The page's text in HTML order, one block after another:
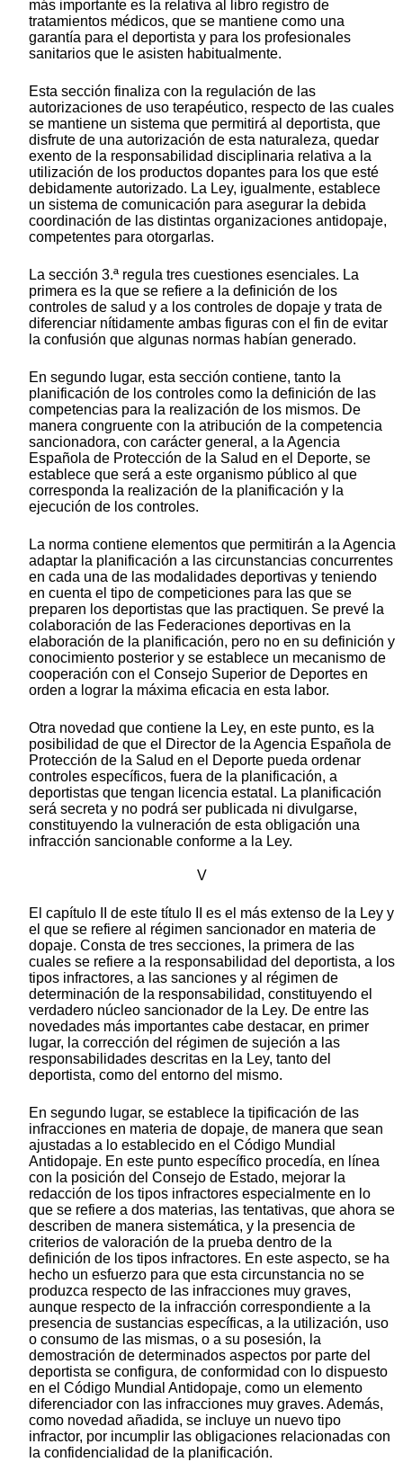
más importante es la relativa al libro registro de
tratamientos médicos, que se mantiene como una
garantía para el deportista y para los profesionales
sanitarios que le asisten habitualmente.
Esta sección finaliza con la regulación de las
autorizaciones de uso terapéutico, respecto de las cuales
se mantiene un sistema que permitirá al deportista, que
disfrute de una autorización de esta naturaleza, quedar
exento de la responsabilidad disciplinaria relativa a la
utilización de los productos dopantes para los que esté
debidamente autorizado. La Ley, igualmente, establece
un sistema de comunicación para asegurar la debida
coordinación de las distintas organizaciones antidopaje,
competentes para otorgarlas.
La sección 3.ª regula tres cuestiones esenciales. La
primera es la que se refiere a la definición de los
controles de salud y a los controles de dopaje y trata de
diferenciar nítidamente ambas figuras con el fin de evitar
la confusión que algunas normas habían generado.
En segundo lugar, esta sección contiene, tanto la
planificación de los controles como la definición de las
competencias para la realización de los mismos. De
manera congruente con la atribución de la competencia
sancionadora, con carácter general, a la Agencia
Española de Protección de la Salud en el Deporte, se
establece que será a este organismo público al que
corresponda la realización de la planificación y la
ejecución de los controles.
La norma contiene elementos que permitirán a la Agencia
adaptar la planificación a las circunstancias concurrentes
en cada una de las modalidades deportivas y teniendo
en cuenta el tipo de competiciones para las que se
preparen los deportistas que las practiquen. Se prevé la
colaboración de las Federaciones deportivas en la
elaboración de la planificación, pero no en su definición y
conocimiento posterior y se establece un mecanismo de
cooperación con el Consejo Superior de Deportes en
orden a lograr la máxima eficacia en esta labor.
Otra novedad que contiene la Ley, en este punto, es la
posibilidad de que el Director de la Agencia Española de
Protección de la Salud en el Deporte pueda ordenar
controles específicos, fuera de la planificación, a
deportistas que tengan licencia estatal. La planificación
será secreta y no podrá ser publicada ni divulgarse,
constituyendo la vulneración de esta obligación una
infracción sancionable conforme a la Ley.
V
El capítulo II de este título II es el más extenso de la Ley y
el que se refiere al régimen sancionador en materia de
dopaje. Consta de tres secciones, la primera de las
cuales se refiere a la responsabilidad del deportista, a los
tipos infractores, a las sanciones y al régimen de
determinación de la responsabilidad, constituyendo el
verdadero núcleo sancionador de la Ley. De entre las
novedades más importantes cabe destacar, en primer
lugar, la corrección del régimen de sujeción a las
responsabilidades descritas en la Ley, tanto del
deportista, como del entorno del mismo.
En segundo lugar, se establece la tipificación de las
infracciones en materia de dopaje, de manera que sean
ajustadas a lo establecido en el Código Mundial
Antidopaje. En este punto específico procedía, en línea
con la posición del Consejo de Estado, mejorar la
redacción de los tipos infractores especialmente en lo
que se refiere a dos materias, las tentativas, que ahora se
describen de manera sistemática, y la presencia de
criterios de valoración de la prueba dentro de la
definición de los tipos infractores. En este aspecto, se ha
hecho un esfuerzo para que esta circunstancia no se
produzca respecto de las infracciones muy graves,
aunque respecto de la infracción correspondiente a la
presencia de sustancias específicas, a la utilización, uso
o consumo de las mismas, o a su posesión, la
demostración de determinados aspectos por parte del
deportista se configura, de conformidad con lo dispuesto
en el Código Mundial Antidopaje, como un elemento
diferenciador con las infracciones muy graves. Además,
como novedad añadida, se incluye un nuevo tipo
infractor, por incumplir las obligaciones relacionadas con
la confidencialidad de la planificación.